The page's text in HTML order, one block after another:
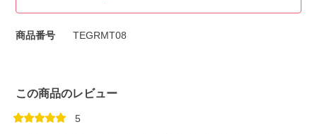
商品番号 TEGRMT08
この商品のレビュー
5